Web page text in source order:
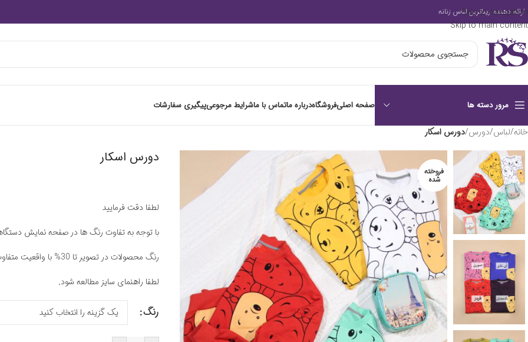
Skip to navigation
Skip to main content
ارائه دهنده زیباترین لباس زنانه
مرور دسته ها صفحه اصلیفروشگاهدرباره ماتماس با ماشرایط مرجوعیپیگیری سفارشات
خانه/لباس/دورس/دورس اسکار
فروخته
شده
دورس اسکار
لطفا دقت فرمایید
با توجه به تفاوت رنگ ها در صفحه نمایش
رنگ محصولات در تصویر تا 30% با واقعیت متفاوت باشد
لطفا راهنمای سایز مطالعه شود.
رنگ